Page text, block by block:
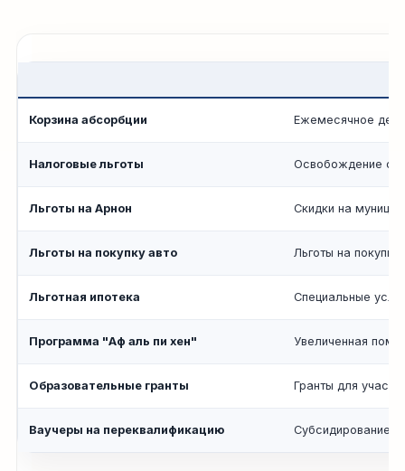
Корзина абсорбции Ежемесячное
Налоговые льготы Освобождение от
Льготы на Арнон Скидки на
Льготы на покупку авто Льготы на
Льготная ипотека Специальные
Программа "Аф аль пи хен" Увеличенная
Образовательные гранты Гранты для
Ваучеры на переквалификацию Субсидирование